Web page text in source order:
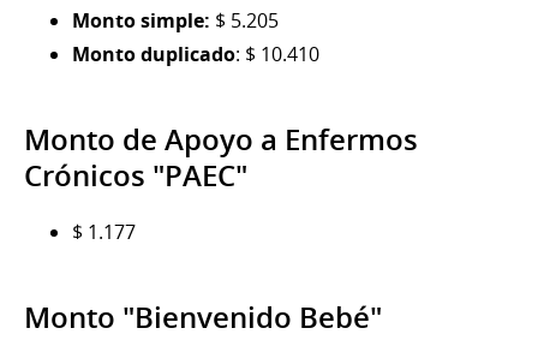
Monto simple: $ 5.205
Monto duplicado: $ 10.410
Monto de Apoyo a Enfermos
Crónicos "PAEC"
$ 1.177
Monto "Bienvenido Bebé"